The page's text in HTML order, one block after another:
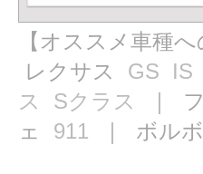
【オススメ車種へ
レクサス GS IS
ス
Sクラス ｜
ェ 911 ｜ ボル